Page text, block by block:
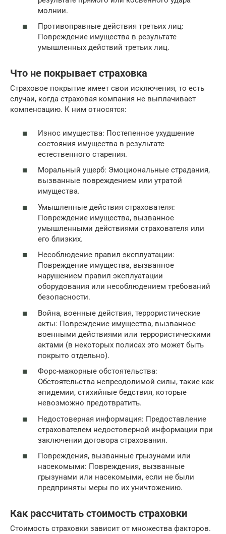
молнии.
Противоправные действия третьих лиц:
Повреждение имущества в результате
умышленных действий третьих лиц.
Что не покрывает страховка
Страховое покрытие имеет свои исключения, то есть
случаи, когда страховая компания не выплачивает
компенсацию. К ним относятся:
Износ имущества: Постепенное ухудшение
состояния имущества в результате
естественного старения.
Моральный ущерб: Эмоциональные страдания,
вызванные повреждением или утратой
имущества.
Умышленные действия страхователя:
Повреждение имущества, вызванное
умышленными действиями страхователя или
его близких.
Несоблюдение правил эксплуатации:
Повреждение имущества, вызванное
нарушением правил эксплуатации
оборудования или несоблюдением требований
безопасности.
Война, военные действия, террористические
акты: Повреждение имущества, вызванное
военными действиями или террористическими
актами (в некоторых полисах это может быть
покрыто отдельно).
Форс-мажорные обстоятельства:
Обстоятельства непреодолимой силы, такие как
эпидемии, стихийные бедствия, которые
невозможно предотвратить.
Недостоверная информация: Предоставление
страхователем недостоверной информации при
заключении договора страхования.
Повреждения, вызванные грызунами или
насекомыми: Повреждения, вызванные
грызунами или насекомыми, если не были
предприняты меры по их уничтожению.
Как рассчитать стоимость страховки
Стоимость страховки зависит от множества факторов.